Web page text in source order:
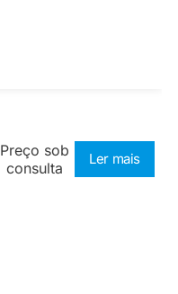
Preço sob
consulta
Ler mais